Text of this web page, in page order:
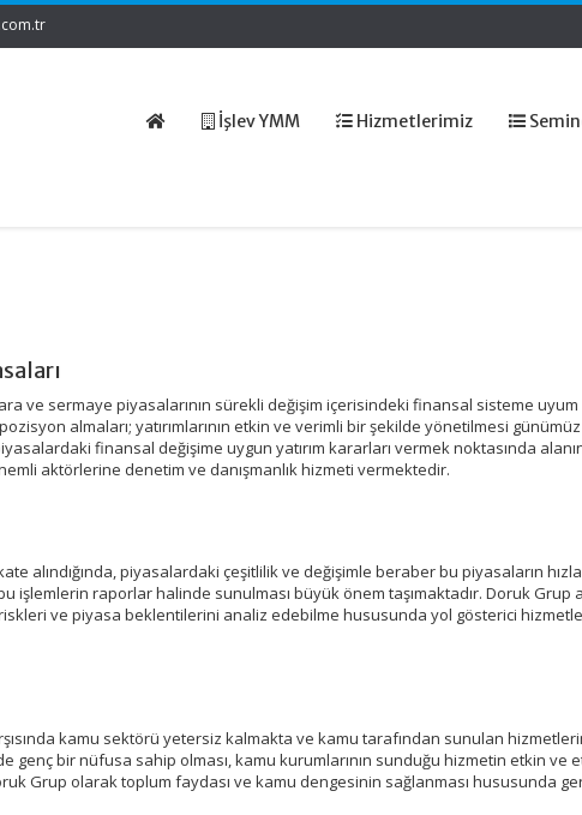
İşlev YMM Hizmetlerimiz
ve sermaye piyasalarının sürekli değişim içerisindeki finansal sisteme uyum
almaları; yatırımlarının etkin ve verimli bir şekilde yönetilmesi
finansal değişime uygun yatırım kararları vermek noktasında
aktörlerine denetim ve danışmanlık hizmeti vermektedir.
alındığında, piyasalardaki çeşitlilik ve değişimle beraber bu piyasaların
bu işlemlerin raporlar halinde sunulması büyük önem taşımaktadır. Doruk
riskleri ve piyasa beklentilerini analiz edebilme hususunda yol gösterici
kamu sektörü yetersiz kalmakta ve kamu tarafından sunulan
genç bir nüfusa sahip olması, kamu kurumlarının sunduğu hizmetin etkin ve
Grup olarak toplum faydası ve kamu dengesinin sağlanması hususunda